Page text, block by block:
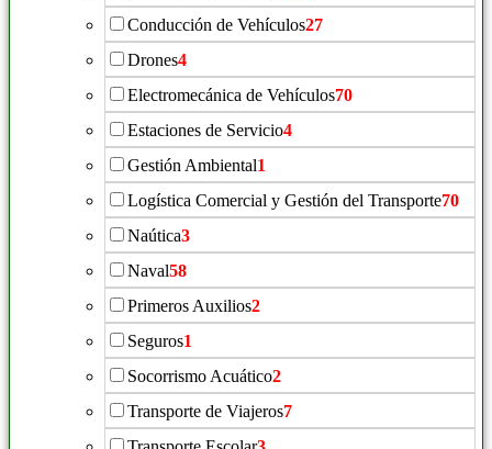
Conducción de Vehículos27
Drones4
Electromecánica de Vehículos70
Estaciones de Servicio4
Gestión Ambiental1
Logística Comercial y Gestión del Transporte70
Naútica3
Naval58
Primeros Auxilios2
Seguros1
Socorrismo Acuático2
Transporte de Viajeros7